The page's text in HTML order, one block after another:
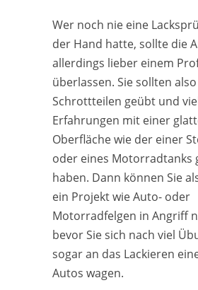
Wer noch nie eine
der Hand hatte, sollte die
allerdings lieber einem
überlassen. Sie sollten
Schrottteilen geübt und
Erfahrungen mit einer
Oberfläche wie der einer
oder eines Motorradtanks
haben. Dann können Sie
ein Projekt wie Auto- oder
Motorradfelgen in Angriff
bevor Sie sich nach viel
sogar an das Lackieren
Autos wagen.